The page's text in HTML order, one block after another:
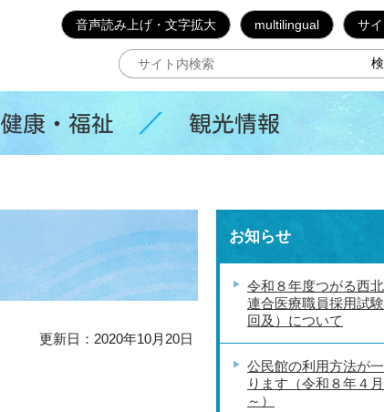
音声読み上げ・文字拡大 multilingual サ
健康・福祉 観光情報
更新日：2020年10月20日
お知らせ
令和８年度つがる西
連合医療職員採用試
回及）について
公民館の利用方法が
ります（令和８年４
～）